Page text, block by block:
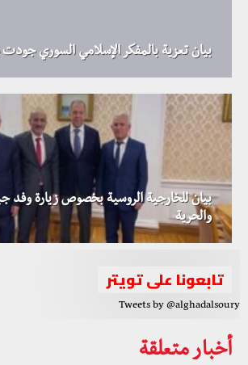
بيان تعزية بالمفكر الإسلامي السوري
بيان للخارجية الروسية بخصوص زيارة وفد
والحرية
تابعونا على تويتر
Tweets by @alghadalsoury
أخبار متعلقة